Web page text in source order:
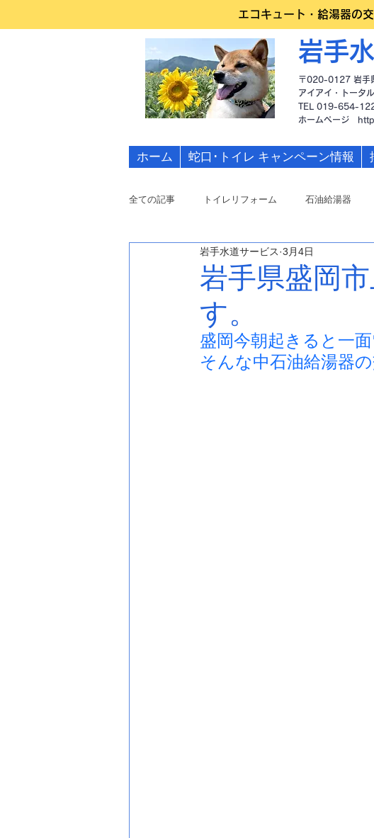
エコキュート・給湯器の
岩手
〒020-0127 岩手
アイアイ・トータ
TEL 019-654-
​ホームページ
ホーム 蛇口･トイレ キャンペーン情報
全ての記事 トイレリフォーム 石油給湯器
岩手県盛岡
す。
岩手水道サービス 3月4日
盛岡今朝起きると一
そんな中石油給湯器の